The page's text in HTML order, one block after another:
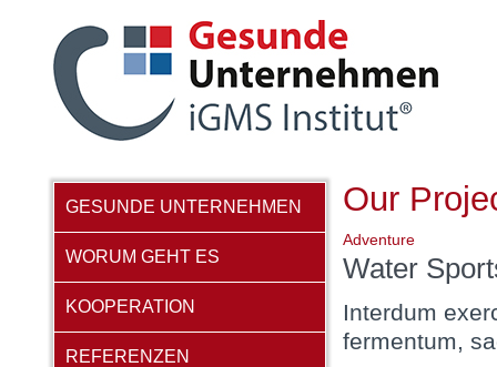
GESUNDE UNTERNEHMEN
WORUM GEHT ES
KOOPERATION
REFERENZEN
Our
Adventure
Water
Interdum
fermentum,